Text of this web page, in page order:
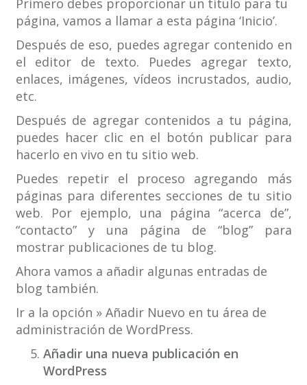
Primero debes proporcionar un título para tu
página, vamos a llamar a esta página ‘Inicio’.
Después de eso, puedes agregar contenido en
el editor de texto. Puedes agregar texto,
enlaces, imágenes, vídeos incrustados, audio,
etc.
Después de agregar contenidos a tu página,
puedes hacer clic en el botón publicar para
hacerlo en vivo en tu sitio web.
Puedes repetir el proceso agregando más
páginas para diferentes secciones de tu sitio
web. Por ejemplo, una página “acerca de”,
“contacto” y una página de “blog” para
mostrar publicaciones de tu blog.
Ahora vamos a añadir algunas entradas de
blog también.
Ir a la opción » Añadir Nuevo en tu área de
administración de WordPress.
Añadir una nueva publicación en
WordPress